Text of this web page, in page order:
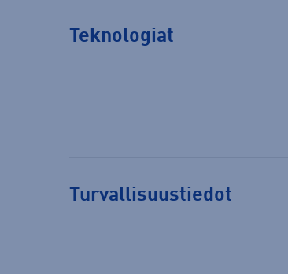
Teknologiat
Turvallisuustiedot